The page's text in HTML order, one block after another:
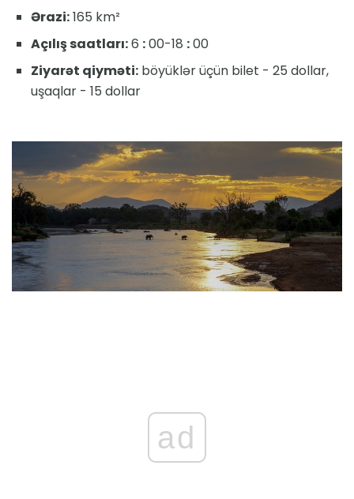
Ərazi:165 km²
Açılış saatları:6 :00-18 :00
Ziyarət qiyməti: böyüklər üçün bilet - 25 dollar,
uşaqlar - 15 dollar
ad